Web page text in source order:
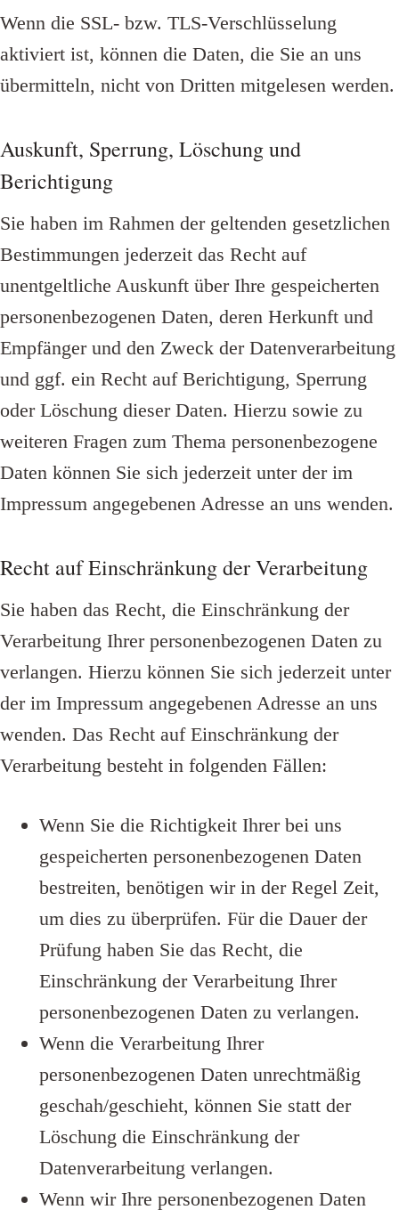
Wenn die SSL- bzw. TLS-Verschlüsselung
aktiviert ist, können die Daten, die Sie an uns
übermitteln, nicht von Dritten mitgelesen werden.
Auskunft, Sperrung, Löschung und
Berichtigung
Sie haben im Rahmen der geltenden gesetzlichen
Bestimmungen jederzeit das Recht auf
unentgeltliche Auskunft über Ihre gespeicherten
personenbezogenen Daten, deren Herkunft und
Empfänger und den Zweck der Datenverarbeitung
und ggf. ein Recht auf Berichtigung, Sperrung
oder Löschung dieser Daten. Hierzu sowie zu
weiteren Fragen zum Thema personenbezogene
Daten können Sie sich jederzeit unter der im
Impressum angegebenen Adresse an uns wenden.
Recht auf Einschränkung der Verarbeitung
Sie haben das Recht, die Einschränkung der
Verarbeitung Ihrer personenbezogenen Daten zu
verlangen. Hierzu können Sie sich jederzeit unter
der im Impressum angegebenen Adresse an uns
wenden. Das Recht auf Einschränkung der
Verarbeitung besteht in folgenden Fällen:
Wenn Sie die Richtigkeit Ihrer bei uns
gespeicherten personenbezogenen Daten
bestreiten, benötigen wir in der Regel Zeit,
um dies zu überprüfen. Für die Dauer der
Prüfung haben Sie das Recht, die
Einschränkung der Verarbeitung Ihrer
personenbezogenen Daten zu verlangen.
Wenn die Verarbeitung Ihrer
personenbezogenen Daten unrechtmäßig
geschah/geschieht, können Sie statt der
Löschung die Einschränkung der
Datenverarbeitung verlangen.
Wenn wir Ihre personenbezogenen Daten